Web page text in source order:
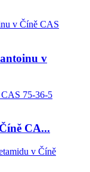
v
CA...